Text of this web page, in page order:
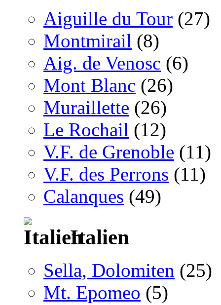
Aiguille du Tour (27)
Montmirail (8)
Aig. de Venosc (6)
Mont Blanc (26)
Muraillette (26)
Le Rochail (12)
V.F. de Grenoble (11)
V.F. des Perrons (11)
Calanques (49)
Italien
Sella, Dolomiten (25)
Mt. Epomeo (5)